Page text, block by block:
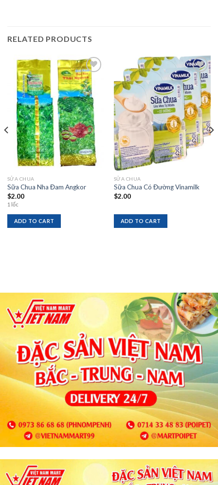
RELATED PRODUCTS
Add to
wishlist
SỬA CHUA
Sữa Chua Nha Đam Angkor
$2.00
1 lốc
ADD TO CART
Add to
wishlist
SỬA CHUA
Sữa Chua Có Đường Vinamilk
$2.00
ADD TO CART